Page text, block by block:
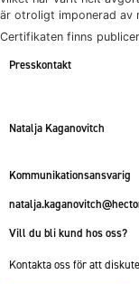
är otroligt imponerad av
Certifikaten finns
Presskontakt
Natalja Kaganovitch
Kommunikationsansvarig
Vill du bli kund hos oss?
Kontakta oss för att